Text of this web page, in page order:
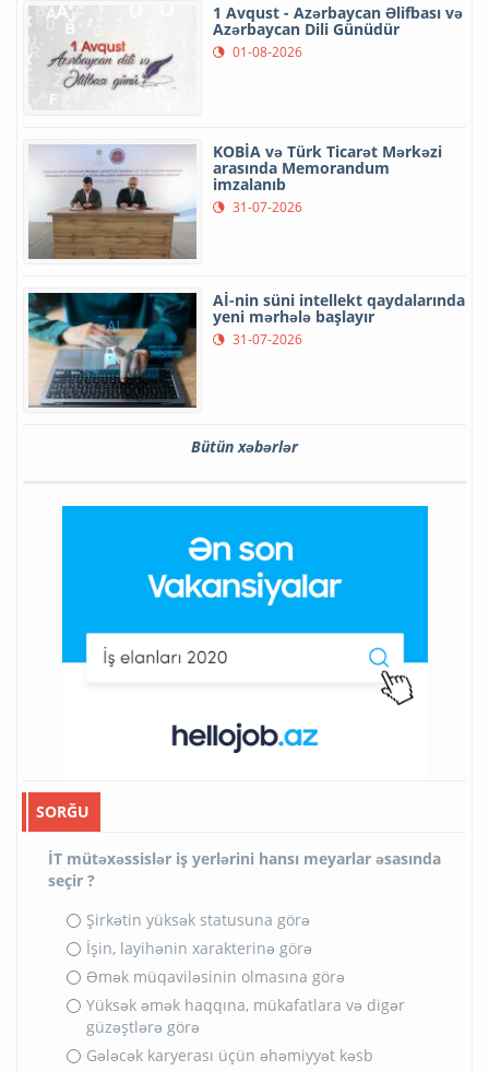
1 Avqust - Azərbaycan Əlifbası və
Azərbaycan Dili Günüdür
01-08-2026
KOBİA və Türk Ticarət Mərkəzi
arasında Memorandum
imzalanıb
31-07-2026
Aİ-nin süni intellekt qaydalarında
yeni mərhələ başlayır
31-07-2026
Bütün xəbərlər
SORĞU
İT mütəxəssislər iş yerlərini hansı meyarlar əsasında
seçir ?
Şirkətin yüksək statusuna görə
İşin, layihənin xarakterinə görə
Əmək müqaviləsinin olmasına görə
Yüksək əmək haqqına, mükafatlara və digər
güzəştlərə görə
Gələcək karyerası üçün əhəmiyyət kəsb